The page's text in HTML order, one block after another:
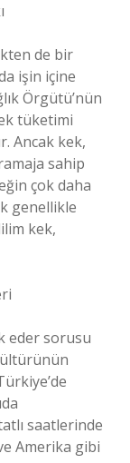
de bir
işin içine
Örgütü’nün
tüketimi
Ancak kek,
sahip
çok daha
genellikle
kek,
eder sorusu
saatlerinde
Amerika gibi